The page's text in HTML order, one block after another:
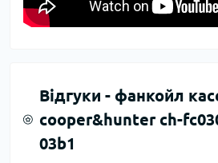
Відгуки - фанкойл
cooper&hunter ch-
03b1